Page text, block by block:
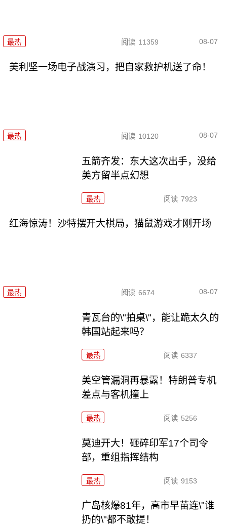
最热 阅读 11359 08-07
美利坚一场电子战演习，把自家救护机送了命！
最热 阅读 10120 08-07
五箭齐发：东大这次出手，没给
美方留半点幻想
最热 阅读 7923
红海惊涛！沙特摆开大棋局，猫鼠游戏才刚开场
最热 阅读 6674 08-07
青瓦台的\"拍桌\"，能让跪太久的
韩国站起来吗？
最热 阅读 6337
美空管漏洞再暴露！特朗普专机
差点与客机撞上
最热 阅读 5256
莫迪开大！砸碎印军17个司令
部，重组指挥结构
最热 阅读 9153
广岛核爆81年，高市早苗连\"谁
扔的\"都不敢提！